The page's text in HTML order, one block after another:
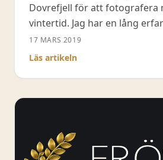
Dovrefjell för att fotografera
vintertid. Jag har en lång
Dovrefjell och har själv varit
fotograferat myskoxe i
Dovrefjell har vi också med
17 MARS 2019
Läs artikeln